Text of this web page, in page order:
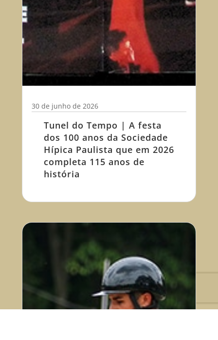
Tunel do Tempo | A festa
dos 100 anos da Sociedade
Hípica Paulista que em 2026
completa 115 anos de
história
30 de junho de 2026